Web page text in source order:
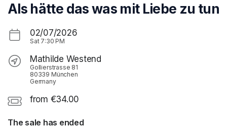
Als hätte das was mit Liebe zu tun
02/07/2026
Sat 7:30 PM
Mathilde Westend
Gollierstrasse 81
80339 München
Germany
from €34.00
The sale has ended